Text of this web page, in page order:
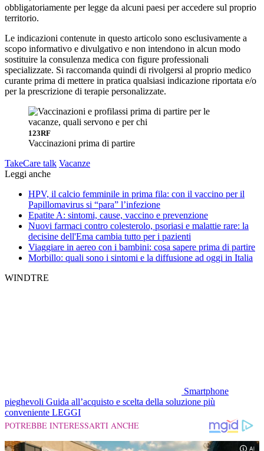
obbligatoriamente per legge da alcuni paesi per accedere sul proprio
territorio.
Le indicazioni contenute in questo articolo sono esclusivamente a
scopo informativo e divulgativo e non intendono in alcun modo
sostituire la consulenza medica con figure professionali
specializzate. Si raccomanda quindi di rivolgersi al proprio medico
curante prima di mettere in pratica qualsiasi indicazione riportata e/o
per la prescrizione di terapie personalizzate.
123RF
Vaccinazioni prima di partire
TakeCare talk Vacanze
Leggi anche
HPV, il calcio femminile in prima fila: con il vaccino per il
Papillomavirus si “para” l’infezione
Epatite A: sintomi, cause, vaccino e prevenzione
Nuovi farmaci contro colesterolo, psoriasi e malattie rare: la
decisine dell'Ema cambia tutto per i pazienti
Viaggiare in aereo con i bambini: cosa sapere prima di partire
Morbillo: quali sono i sintomi e la diffusione ad oggi in Italia
WINDTRE
Smartphone
pieghevoli Guida all’acquisto e scelta della soluzione più
conveniente LEGGI